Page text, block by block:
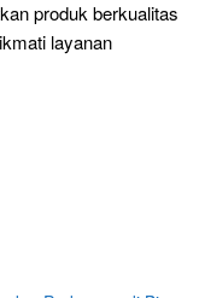
produk berkualitas
layanan